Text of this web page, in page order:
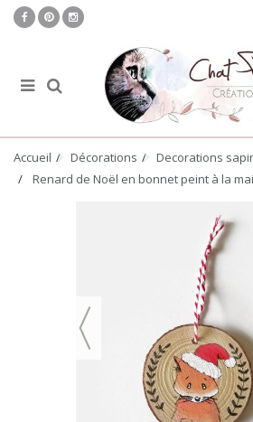
Accueil Décorations
Decorations
Renard de Noël en bonnet peint à la